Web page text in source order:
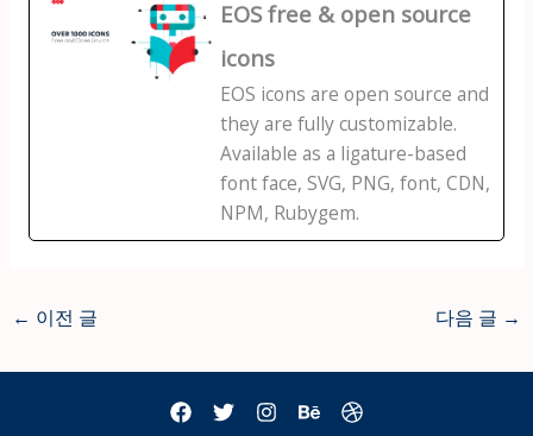
EOS free & open source
icons
EOS icons are open source and
they are fully customizable.
Available as a ligature-based
font face, SVG, PNG, font, CDN,
NPM, Rubygem.
← 이전 글 다음 글 →